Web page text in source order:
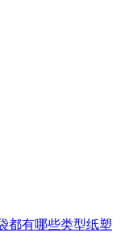
都有哪些类型‌纸塑